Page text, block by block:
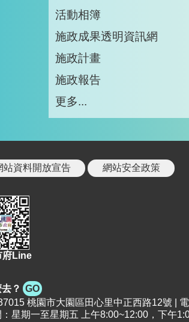
活動相簿
施政成果透明資訊網
施政計畫
施政報告
更多...
站資料開放宣告 網站安全政策
府Line
？ GO
桃園市大園區田心里中正西路12號 |
：星期一至星期五 上午8:00~12:00，下午